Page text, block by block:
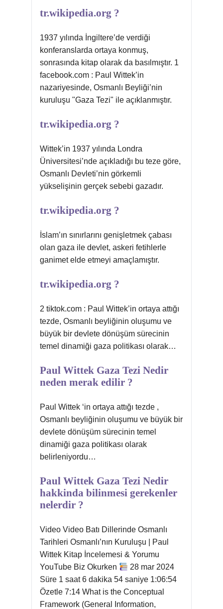
tr.wikipedia.org ?
1937 yılında İngiltere’de verdiği
konferanslarda ortaya konmuş,
sonrasında kitap olarak da basılmıştır. 1
facebook.com : Paul Wittek’in
nazariyesinde, Osmanlı Beyliği’nin
kuruluşu "Gaza Tezi" ile açıklanmıştır.
tr.wikipedia.org ?
Wittek’in 1937 yılında Londra
Üniversitesi’nde açıkladığı bu teze göre,
Osmanlı Devleti’nin görkemli
yükselişinin gerçek sebebi gazadır.
tr.wikipedia.org ?
İslam’ın sınırlarını genişletmek çabası
olan gaza ile devlet, askeri fetihlerle
ganimet elde etmeyi amaçlamıştır.
tr.wikipedia.org ?
2 tiktok.com : Paul Wittek’in ortaya attığı
tezde, Osmanlı beyliğinin oluşumu ve
büyük bir devlete dönüşüm sürecinin
temel dinamiği gaza politikası olarak…
Paul Wittek Gaza Tezi Nedir
neden merak edilir ?
Paul Wittek ‘in ortaya attığı tezde ,
Osmanlı beyliğinin oluşumu ve büyük bir
devlete dönüşüm sürecinin temel
dinamiği gaza politikası olarak
belirleniyordu…
Paul Wittek Gaza Tezi Nedir
hakkinda bilinmesi gerekenler
nelerdir ?
Video Video Batı Dillerinde Osmanlı
Tarihleri Osmanlı’nın Kuruluşu | Paul
Wittek Kitap İncelemesi & Yorumu
YouTube Biz Okurken
28 mar 2024
Süre 1 saat 6 dakika 54 saniye 1:06:54
Özetle 7:14 What is the Conceptual
Framework (General Information,